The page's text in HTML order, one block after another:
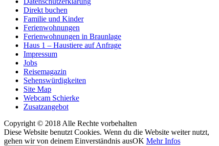
Direkt buchen
Familie und Kinder
Ferienwohnungen
Ferienwohnungen in Braunlage
Haus 1 – Haustiere auf Anfrage
Impressum
Jobs
Reisemagazin
Sehenswürdigkeiten
Site Map
Webcam Schierke
Zusatzangebot
Copyright © 2018 Alle Rechte vorbehalten
Diese Website benutzt Cookies. Wenn du die Website weiter nutzt,
gehen wir von deinem Einverständnis ausOK Mehr Infos